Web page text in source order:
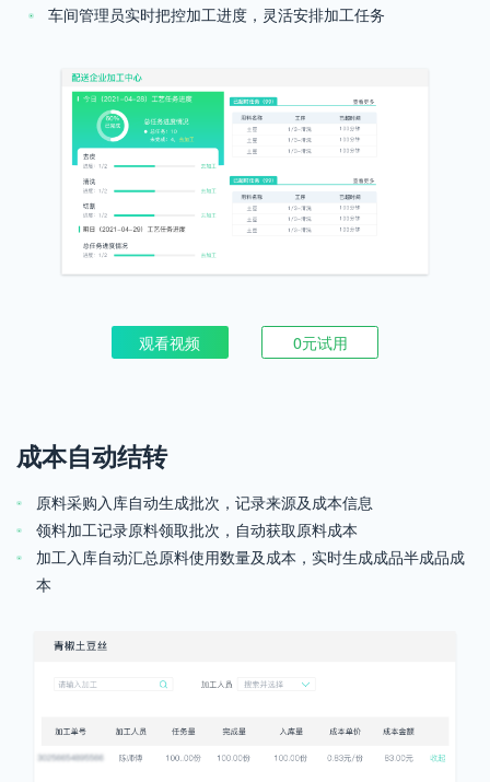
车间管理员实时把控加工进度，灵活安排加工任务
观看视频 0元试用
成本自动结转
原料采购入库自动生成批次，记录来源及成本信息
领料加工记录原料领取批次，自动获取原料成本
加工入库自动汇总原料使用数量及成本，实时生成成品半成品成
本